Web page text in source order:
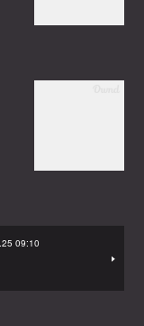
09:10